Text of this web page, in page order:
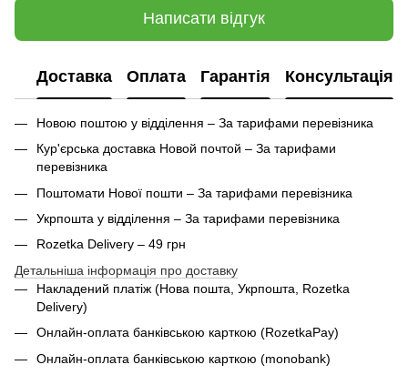
Написати відгук
Доставка Оплата Гарантія Консультація
Новою поштою у відділення – За тарифами перевізника
Кур'єрська доставка Новой почтой – За тарифами
перевізника
Поштомати Нової пошти – За тарифами перевізника
Укрпошта у відділення – За тарифами перевізника
Rozetka Delivery – 49 грн
Детальніша інформація про доставку
Накладений платіж (Нова пошта, Укрпошта, Rozetka
Delivery)
Онлайн-оплата банківською карткою (RozetkaPay)
Онлайн-оплата банківською карткою (monobank)